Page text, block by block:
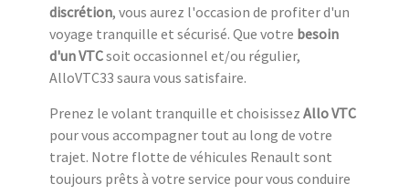
discrétion, vous aurez l'occasion de profiter d'un
voyage tranquille et sécurisé. Que votre besoin
d'un VTCsoit occasionnel et/ou régulier,
AlloVTC33 saura vous satisfaire.
Prenez le volant tranquille et choisissez Allo VTC
pour vous accompagner tout au long de votre
trajet. Notre flotte de véhicules Renault sont
toujours prêts à votre service pour vous conduire